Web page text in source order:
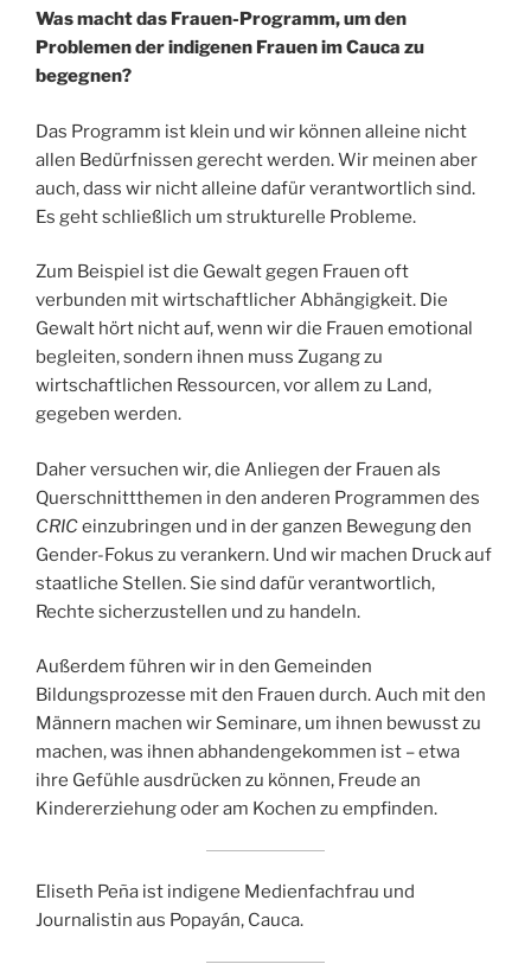
Was macht das Frauen-Programm, um den
Problemen der indigenen Frauen im Cauca zu
begegnen?
Das Programm ist klein und wir können alleine nicht
allen Bedürfnissen gerecht werden. Wir meinen aber
auch, dass wir nicht alleine dafür verantwortlich sind.
Es geht schließlich um strukturelle Probleme.
Zum Beispiel ist die Gewalt gegen Frauen oft
verbunden mit wirtschaftlicher Abhängigkeit. Die
Gewalt hört nicht auf, wenn wir die Frauen emotional
begleiten, sondern ihnen muss Zugang zu
wirtschaftlichen Ressourcen, vor allem zu Land,
gegeben werden.
Daher versuchen wir, die Anliegen der Frauen als
Querschnittthemen in den anderen Programmen des
CRICeinzubringen und in der ganzen Bewegung den
Gender-Fokus zu verankern. Und wir machen Druck auf
staatliche Stellen. Sie sind dafür verantwortlich,
Rechte sicherzustellen und zu handeln.
Außerdem führen wir in den Gemeinden
Bildungsprozesse mit den Frauen durch. Auch mit den
Männern machen wir Seminare, um ihnen bewusst zu
machen, was ihnen abhandengekommen ist – etwa
ihre Gefühle ausdrücken zu können, Freude an
Kindererziehung oder am Kochen zu empfinden.
Eliseth Peña ist indigene Medienfachfrau und
Journalistin aus Popayán, Cauca.